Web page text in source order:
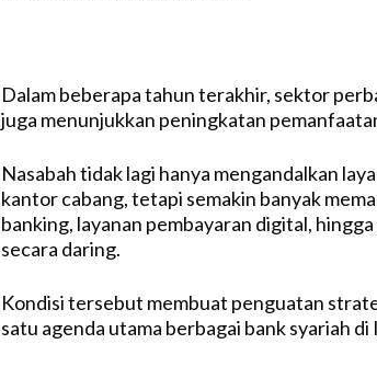
Dalam beberapa tahun terakhir, sektor
juga menunjukkan peningkatan
Nasabah tidak lagi hanya mengandalkan
kantor cabang, tetapi semakin banyak
banking, layanan pembayaran digital,
secara daring.
Kondisi tersebut membuat penguatan
satu agenda utama berbagai bank syariah di